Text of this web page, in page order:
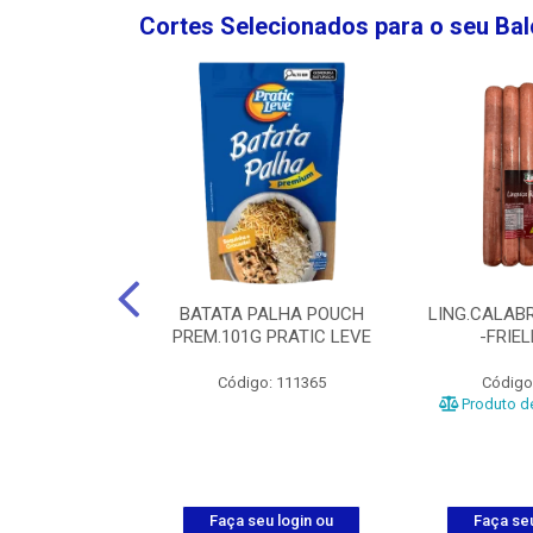
Cortes Selecionados para o seu
BATATA PALHA POUCH
PREM.101G PRATIC LEVE
Código: 111365
Faça seu login ou
-
Produto
Faça